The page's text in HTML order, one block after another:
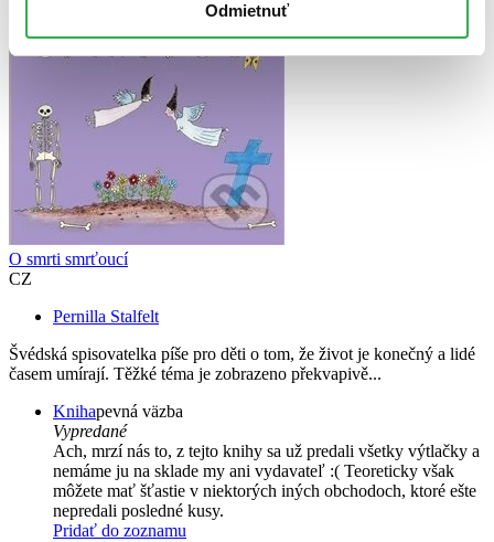
Odmietnuť
O smrti smrťoucí
CZ
Pernilla Stalfelt
Švédská spisovatelka píše pro děti o tom, že život je konečný a lidé
časem umírají. Těžké téma je zobrazeno překvapivě...
Knihapevná väzba
Vypredané
Ach, mrzí nás to, z tejto knihy sa už predali všetky výtlačky a
nemáme ju na sklade my ani vydavateľ :( Teoreticky však
môžete mať šťastie v niektorých iných obchodoch, ktoré ešte
nepredali posledné kusy.
Pridať do zoznamu